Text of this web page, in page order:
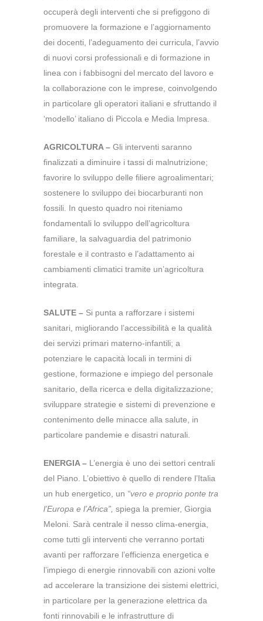
occuperà degli interventi che si prefiggono di
promuovere la formazione e l’aggiornamento
dei docenti, l’adeguamento dei curricula, l’avvio
di nuovi corsi professionali e di formazione in
linea con i fabbisogni del mercato del lavoro e
la collaborazione con le imprese, coinvolgendo
in particolare gli operatori italiani e sfruttando il
‘modello’ italiano di Piccola e Media Impresa.
AGRICOLTURA – Gli interventi saranno
finalizzati a diminuire i tassi di malnutrizione;
favorire lo sviluppo delle filiere agroalimentari;
sostenere lo sviluppo dei biocarburanti non
fossili. In questo quadro noi riteniamo
fondamentali lo sviluppo dell’agricoltura
familiare, la salvaguardia del patrimonio
forestale e il contrasto e l’adattamento ai
cambiamenti climatici tramite un’agricoltura
integrata.
SALUTE – Si punta a rafforzare i sistemi
sanitari, migliorando l’accessibilità e la qualità
dei servizi primari materno-infantili; a
potenziare le capacità locali in termini di
gestione, formazione e impiego del personale
sanitario, della ricerca e della digitalizzazione;
sviluppare strategie e sistemi di prevenzione e
contenimento delle minacce alla salute, in
particolare pandemie e disastri naturali.
ENERGIA – L’energia è uno dei settori centrali
del Piano. L’obiettivo è quello di rendere l’Italia
un hub energetico, un “vero e proprio ponte tra
l’Europa e l’Africa”, spiega la premier, Giorgia
Meloni. Sarà centrale il nesso clima-energia,
come tutti gli interventi che verranno portati
avanti per rafforzare l’efficienza energetica e
l’impiego di energie rinnovabili con azioni volte
ad accelerare la transizione dei sistemi elettrici,
in particolare per la generazione elettrica da
fonti rinnovabili e le infrastrutture di